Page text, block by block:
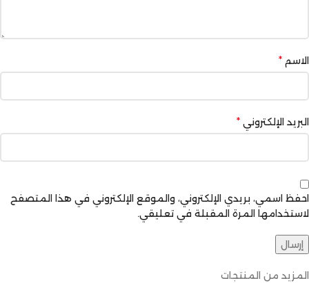
الاسم *
البريد الإلكتروني *
احفظ اسمي، بريدي الإلكتروني، والموقع الإلكتروني في هذا المتصفح
لاستخدامها المرة المقبلة في تعليقي.
المزيد من المنتجات